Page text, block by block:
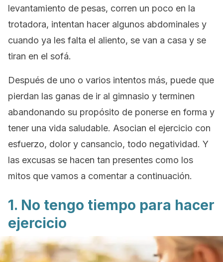
levantamiento de pesas, corren un poco en la
trotadora, intentan hacer algunos abdominales y
cuando ya les falta el aliento, se van a casa y se
tiran en el sofá.
Después de uno o varios intentos más, puede que
pierdan las ganas de ir al gimnasio y terminen
abandonando su propósito de ponerse en forma y
tener una vida saludable. Asocian el ejercicio con
esfuerzo, dolor y cansancio, todo negatividad. Y
las excusas se hacen tan presentes como los
mitos que vamos a comentar a continuación.
1. No tengo tiempo para hacer
ejercicio